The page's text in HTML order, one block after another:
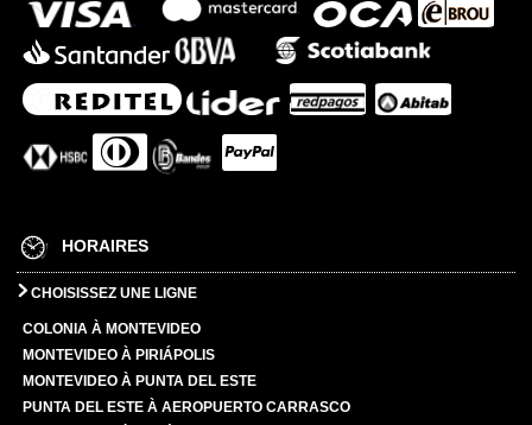
HORAIRES
CHOISISSEZ UNE LIGNE
COLONIA À MONTEVIDEO
MONTEVIDEO À PIRIÁPOLIS
MONTEVIDEO À PUNTA DEL ESTE
PUNTA DEL ESTE À AEROPUERTO CARRASCO